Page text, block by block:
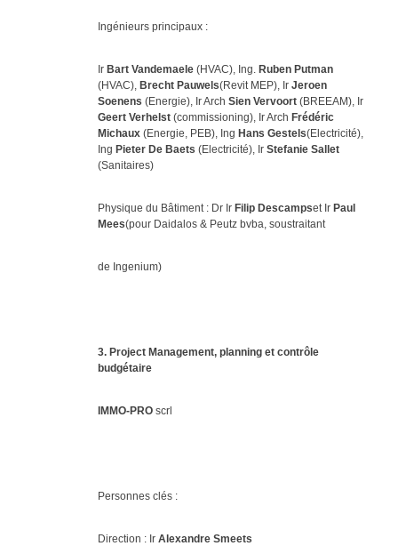
Ingénieurs principaux :
Ir Bart Vandemaele (HVAC), Ing. Ruben Putman
(HVAC), Brecht Pauwels(Revit MEP), Ir Jeroen
Soenens (Energie), Ir Arch Sien Vervoort (BREEAM), Ir
Geert Verhelst (commissioning), Ir Arch Frédéric
Michaux (Energie, PEB), Ing Hans Gestels(Electricité),
Ing Pieter De Baets (Electricité), Ir Stefanie Sallet
(Sanitaires)
Physique du Bâtiment : Dr Ir Filip Descampset Ir Paul
Mees(pour Daidalos & Peutz bvba, soustraitant
de Ingenium)
3. Project Management, planning et contrôle
budgétaire
IMMO-PRO scrl
Personnes clés :
Direction : Ir Alexandre Smeets